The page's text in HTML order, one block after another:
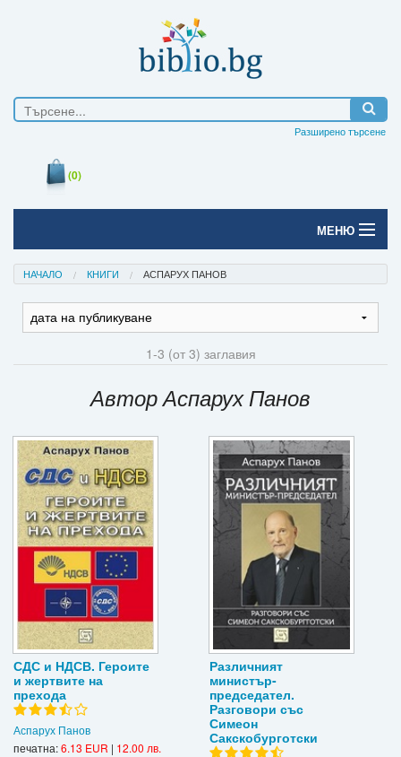
Разширено търсене
(0)
МЕНЮ
Начало
Печатни книги
Подаръци
Ваучери
Промоции
Контакти
Вход
Регистрация
НАЧАЛО КНИГИ АСПАРУХ ПАНОВ
1-3 (от 3) заглавия
Автор Аспарух Панов
СДС и НДСВ. Героите
и жертвите на
прехода
Аспарух Панов
печатна:6.13 EUR | 12.00 лв.
Различният
министър-
председател.
Разговори със
Симеон
Сакскобурготски